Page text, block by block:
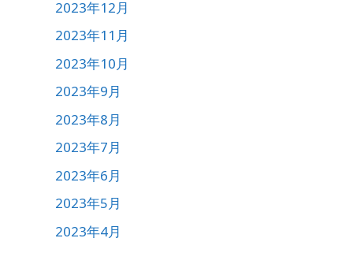
2023年12月
2023年11月
2023年10月
2023年9月
2023年8月
2023年7月
2023年6月
2023年5月
2023年4月